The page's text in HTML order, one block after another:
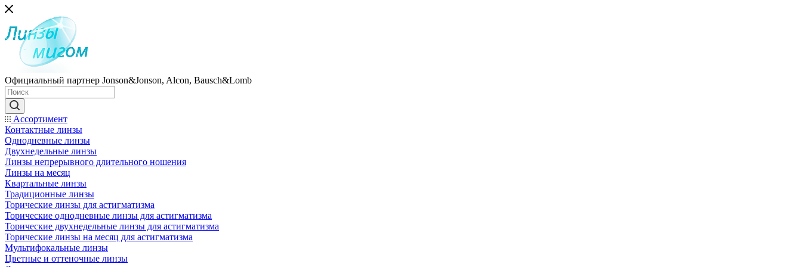
Официальный партнер Jonson&Jonson, Alcon, Bausch&Lomb
Ассортимент
Контактные линзы
Однодневные линзы
Двухнедельные линзы
Линзы непрерывного длительного ношения
Линзы на месяц
Квартальные линзы
Традиционные линзы
Торические линзы для астигматизма
Торические однодневные линзы для астигматизма
Торические двухнедельные линзы для астигматизма
Торические линзы на месяц для астигматизма
Мультифокальные линзы
Цветные и оттеночные линзы